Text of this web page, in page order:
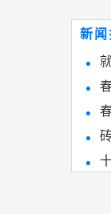
和
为
灭
~
新
春
境
雕